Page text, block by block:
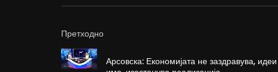
Претходно
Арсовска: Економијата не заздравува, идеи